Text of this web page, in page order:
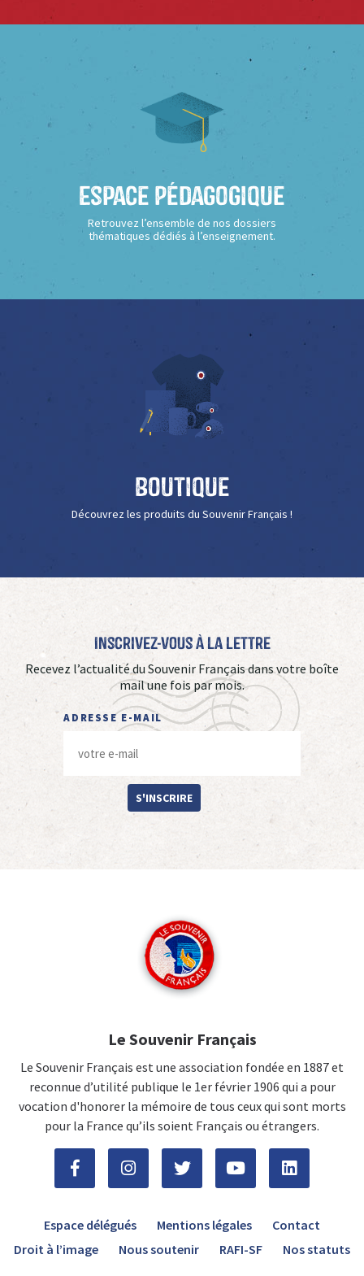
Espace Pédagogique
Retrouvez l’ensemble de nos dossiers
thématiques dédiés à l’enseignement.
Boutique
Découvrez les produits du Souvenir Français !
Inscrivez-vous à La Lettre
Recevez l’actualité du Souvenir Français dans votre boîte
mail une fois par mois.
ADRESSE E-MAIL
S'INSCRIRE
Le Souvenir Français
Le Souvenir Français est une association fondée en 1887 et
reconnue d’utilité publique le 1er février 1906 qui a pour
vocation d'honorer la mémoire de tous ceux qui sont morts
pour la France qu’ils soient Français ou étrangers.
Espace délégués Mentions légales
Contact
Droit à l’image
Nous soutenir RAFI-SF Nos statuts